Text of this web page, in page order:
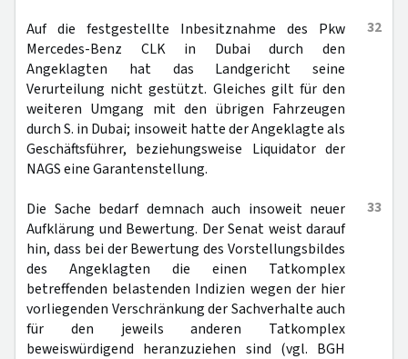
32
Auf die festgestellte Inbesitznahme des Pkw
Mercedes-Benz CLK in Dubai durch den
Angeklagten hat das Landgericht seine
Verurteilung nicht gestützt. Gleiches gilt für den
weiteren Umgang mit den übrigen Fahrzeugen
durch S. in Dubai; insoweit hatte der Angeklagte als
Geschäftsführer, beziehungsweise Liquidator der
NAGS eine Garantenstellung.
33
Die Sache bedarf demnach auch insoweit neuer
Aufklärung und Bewertung. Der Senat weist darauf
hin, dass bei der Bewertung des Vorstellungsbildes
des Angeklagten die einen Tatkomplex
betreffenden belastenden Indizien wegen der hier
vorliegenden Verschränkung der Sachverhalte auch
für den jeweils anderen Tatkomplex
beweiswürdigend heranzuziehen sind (vgl. BGH